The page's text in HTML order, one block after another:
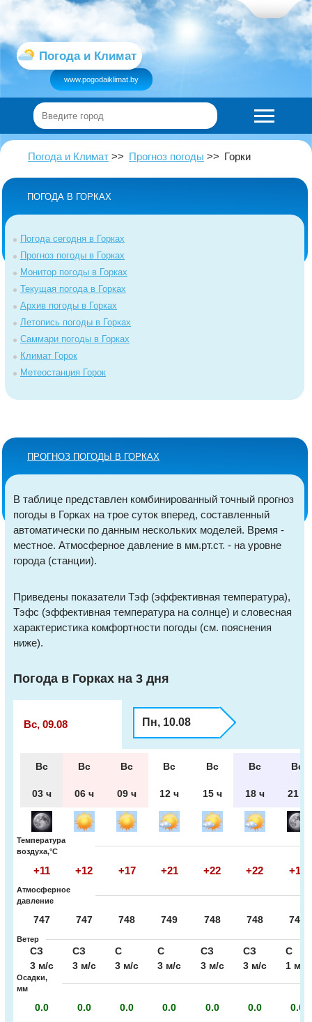
Погода и Климат
www.pogodaiklimat.by
Погода и Климат Прогноз погоды Горки
ПОГОДА В ГОРКАХ
Погода сегодня в Горках
Прогноз погоды в Горках
Монитор погоды в Горках
Текущая погода в Горках
Архив погоды в Горках
Летопись погоды в Горках
Саммари погоды в Горках
Климат Горок
Метеостанция Горок
ПРОГНОЗ ПОГОДЫ В ГОРКАХ
В таблице представлен комбинированный точный прогноз
погоды в Горках на трое суток вперед, составленный
автоматически по данным нескольких моделей. Время -
местное. Атмосферное давление в мм.рт.ст. - на уровне
города (станции).
Приведены показатели Тэф (эффективная температура),
Тэфс (эффективная температура на солнце) и словесная
характеристика комфортности погоды (см. пояснения
ниже).
Погода в Горках на 3 дня
Вс, 09.08 Пн, 10.08
Вс Вс Вс Вс Вс Вс Вс
03 ч 06 ч 09 ч 12 ч 15 ч 18 ч 21 ч
Температура
воздуха,°С
+11 +12 +17 +21 +22 +22 +17
Атмосферное
давление
747 747 748 749 748 748 748
Ветер
СЗ
3 м/с
СЗ
3 м/с
С
3 м/с
С
3 м/с
СЗ
3 м/с
СЗ
3 м/с
С
1 м/с
Осадки,
мм
0.0 0.0 0.0 0.0 0.0 0.0 0.0